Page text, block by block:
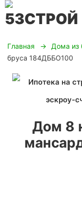
Главная Дома из
бруса 184ДББО100
Дом 8